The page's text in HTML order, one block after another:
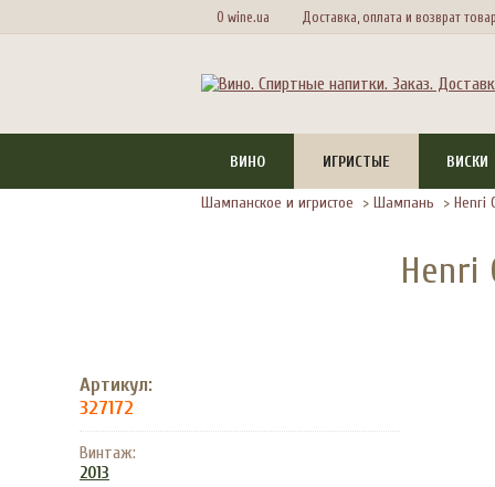
О wine.ua Доставка, оплата и возврат
ВИНО ИГРИСТЫЕ ВИСКИ
Шампанское и игристое > Шампань > Henri
Henri
Артикул:
327172
Винтаж:
2013